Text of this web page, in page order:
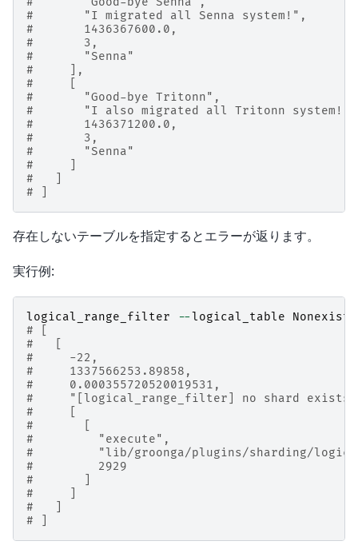
#       "I migrated all Senna system!",
#       1436367600.0,
#       3,
#       "Senna"
#     ],
#     [
#       "Good-bye Tritonn",
#       "I also migrated all Tritonn system!",
#       1436371200.0,
#       3,
#       "Senna"
#     ]
#   ]
# ]
存在しないテーブルを指定するとエラーが返ります。
実行例:
logical_range_filter --logical_table
# [
#   [
#     -22,
#     1337566253.89858,
#     0.000355720520019531,
#     "[logical_range_filter] no shard exists:
#     [
#       [
#         "execute",
#         "lib/groonga/plugins/sharding/
#         2929
#       ]
#     ]
#   ]
# ]